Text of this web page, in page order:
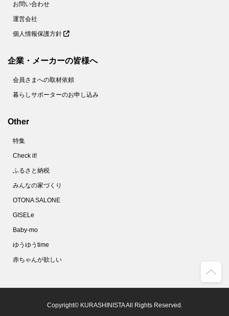
お問い合わせ
運営会社
個人情報保護方針
企業・メーカーの皆様へ
会員さまへの取材依頼
暮らしサポーターのお申し込み
Other
特集
Check it!
ふるさと納税
みんなの家づくり
OTONA SALONE
GISELe
Baby-mo
ゆうゆうtime
赤ちゃんが欲しい
Copyright© KURASHINISTA All Rights Reserved.